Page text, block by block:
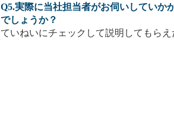
Q5.実際に当社担当者がお伺いしていか
でしょうか？
ていねいにチェックして説明してもらえ